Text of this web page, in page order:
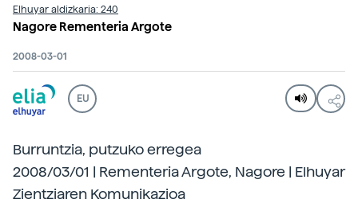
Elhuyar aldizkaria: 240
Nagore Rementeria Argote
2008-03-01
EU
Burruntzia, putzuko erregea
2008/03/01 | Rementeria Argote, Nagore | Elhuyar
Zientziaren Komunikazioa